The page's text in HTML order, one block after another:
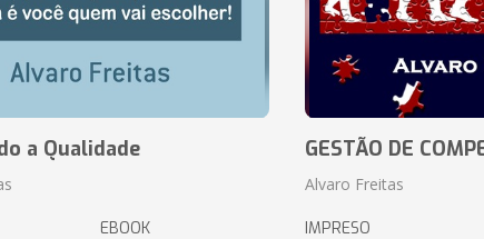
a Qualidade
EBOOK
GESTÃO DE
Alvaro Freitas
IMPRESO